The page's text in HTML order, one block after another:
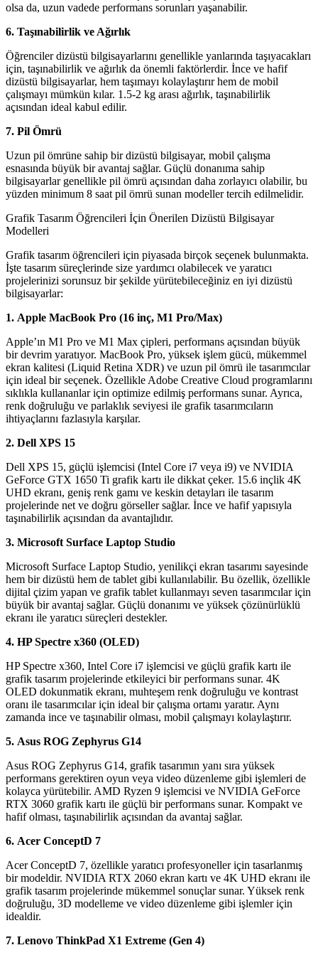
olsa da, uzun vadede performans sorunları yaşanabilir.
6. Taşınabilirlik ve Ağırlık
Öğrenciler dizüstü bilgisayarlarını genellikle yanlarında taşıyacakları
için, taşınabilirlik ve ağırlık da önemli faktörlerdir. İnce ve hafif
dizüstü bilgisayarlar, hem taşımayı kolaylaştırır hem de mobil
çalışmayı mümkün kılar. 1.5-2 kg arası ağırlık, taşınabilirlik
açısından ideal kabul edilir.
7. Pil Ömrü
Uzun pil ömrüne sahip bir dizüstü bilgisayar, mobil çalışma
esnasında büyük bir avantaj sağlar. Güçlü donanıma sahip
bilgisayarlar genellikle pil ömrü açısından daha zorlayıcı olabilir, bu
yüzden minimum 8 saat pil ömrü sunan modeller tercih edilmelidir.
Grafik Tasarım Öğrencileri İçin Önerilen Dizüstü Bilgisayar
Modelleri
Grafik tasarım öğrencileri için piyasada birçok seçenek bulunmakta.
İşte tasarım süreçlerinde size yardımcı olabilecek ve yaratıcı
projelerinizi sorunsuz bir şekilde yürütebileceğiniz en iyi dizüstü
bilgisayarlar:
1. Apple MacBook Pro (16 inç, M1 Pro/Max)
Apple’ın M1 Pro ve M1 Max çipleri, performans açısından büyük
bir devrim yaratıyor. MacBook Pro, yüksek işlem gücü, mükemmel
ekran kalitesi (Liquid Retina XDR) ve uzun pil ömrü ile tasarımcılar
için ideal bir seçenek. Özellikle Adobe Creative Cloud programlarını
sıklıkla kullananlar için optimize edilmiş performans sunar. Ayrıca,
renk doğruluğu ve parlaklık seviyesi ile grafik tasarımcıların
ihtiyaçlarını fazlasıyla karşılar.
2. Dell XPS 15
Dell XPS 15, güçlü işlemcisi (Intel Core i7 veya i9) ve NVIDIA
GeForce GTX 1650 Ti grafik kartı ile dikkat çeker. 15.6 inçlik 4K
UHD ekranı, geniş renk gamı ve keskin detayları ile tasarım
projelerinde net ve doğru görseller sağlar. İnce ve hafif yapısıyla
taşınabilirlik açısından da avantajlıdır.
3. Microsoft Surface Laptop Studio
Microsoft Surface Laptop Studio, yenilikçi ekran tasarımı sayesinde
hem bir dizüstü hem de tablet gibi kullanılabilir. Bu özellik, özellikle
dijital çizim yapan ve grafik tablet kullanmayı seven tasarımcılar için
büyük bir avantaj sağlar. Güçlü donanımı ve yüksek çözünürlüklü
ekranı ile yaratıcı süreçleri destekler.
4. HP Spectre x360 (OLED)
HP Spectre x360, Intel Core i7 işlemcisi ve güçlü grafik kartı ile
grafik tasarım projelerinde etkileyici bir performans sunar. 4K
OLED dokunmatik ekranı, muhteşem renk doğruluğu ve kontrast
oranı ile tasarımcılar için ideal bir çalışma ortamı yaratır. Aynı
zamanda ince ve taşınabilir olması, mobil çalışmayı kolaylaştırır.
5. Asus ROG Zephyrus G14
Asus ROG Zephyrus G14, grafik tasarımın yanı sıra yüksek
performans gerektiren oyun veya video düzenleme gibi işlemleri de
kolayca yürütebilir. AMD Ryzen 9 işlemcisi ve NVIDIA GeForce
RTX 3060 grafik kartı ile güçlü bir performans sunar. Kompakt ve
hafif olması, taşınabilirlik açısından da avantaj sağlar.
6. Acer ConceptD 7
Acer ConceptD 7, özellikle yaratıcı profesyoneller için tasarlanmış
bir modeldir. NVIDIA RTX 2060 ekran kartı ve 4K UHD ekranı ile
grafik tasarım projelerinde mükemmel sonuçlar sunar. Yüksek renk
doğruluğu, 3D modelleme ve video düzenleme gibi işlemler için
idealdir.
7. Lenovo ThinkPad X1 Extreme (Gen 4)